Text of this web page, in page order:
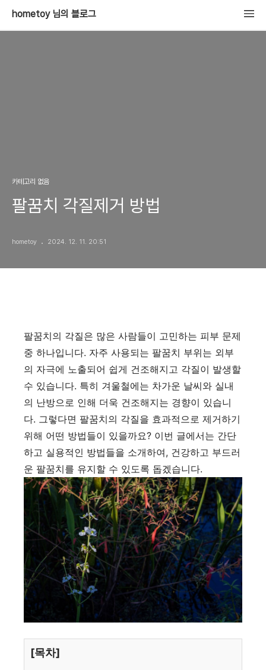
hometoy 님의 블로그
카테고리 없음
팔꿈치 각질제거 방법
hometoy 2024. 12. 11. 20:51
팔꿈치의 각질은 많은 사람들이 고민하는 피부 문제
중 하나입니다. 자주 사용되는 팔꿈치 부위는 외부
의 자극에 노출되어 쉽게 건조해지고 각질이 발생할
수 있습니다. 특히 겨울철에는 차가운 날씨와 실내
의 난방으로 인해 더욱 건조해지는 경향이 있습니
다. 그렇다면 팔꿈치의 각질을 효과적으로 제거하기
위해 어떤 방법들이 있을까요? 이번 글에서는 간단
하고 실용적인 방법들을 소개하여, 건강하고 부드러
운 팔꿈치를 유지할 수 있도록 돕겠습니다.
[목차]